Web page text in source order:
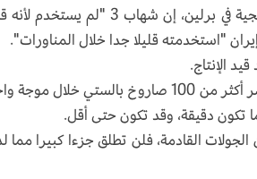
وقال فابيان هينز، محلل شؤون إيران في المعهد الدولي للدراسات الاستراتيجية في برلين، إن شهاب
"استخدمته قليلا جدا خلال المناورات".
الإنتاج.
كما توفر كمية الذخائر المستخدمة رؤى جديدة حول قدرات إيران. ويشير نشر أكثر من 100 صاروخ بالستي
القادمة، فلن تطلق جزءا كبيرا مما